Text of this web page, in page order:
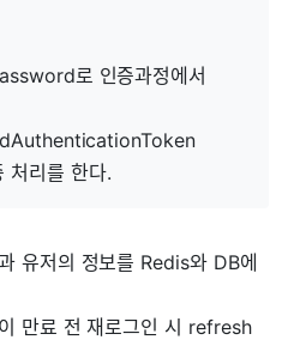
로 인증과정에서
처리를 한다.
유저의 정보를 Redis와 DB에
만료 전 재로그인 시 refresh